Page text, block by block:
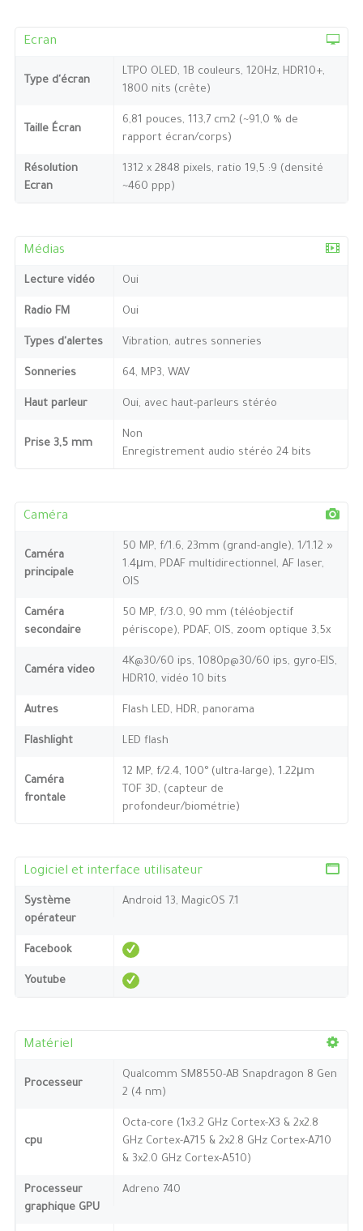
Ecran
Type d'écran
LTPO OLED, 1B couleurs, 120Hz, HDR10+,
1800 nits (crête)
Taille Écran
6,81 pouces, 113,7 cm2 (~91,0 % de
rapport écran/corps)
Résolution
Ecran
1312 x 2848 pixels, ratio 19,5 :9 (densité
~460 ppp)
Médias
Lecture vidéo Oui
Radio FM Oui
Types d'alertes Vibration, autres sonneries
Sonneries 64, MP3, WAV
Haut parleur Oui, avec haut-parleurs stéréo
Prise 3,5 mm
Non
Enregistrement audio stéréo 24 bits
Caméra
Caméra
principale
50 MP, f/1.6, 23mm (grand-angle), 1/1.12 »
1.4μm, PDAF multidirectionnel, AF laser,
OIS
Caméra
secondaire
50 MP, f/3.0, 90 mm (téléobjectif
périscope), PDAF, OIS, zoom optique 3,5x
Caméra video
4K@30/60 ips, 1080p@30/60 ips, gyro-EIS,
HDR10, vidéo 10 bits
Autres Flash LED, HDR, panorama
Flashlight LED flash
Caméra
frontale
12 MP, f/2.4, 100° (ultra-large), 1.22μm
TOF 3D, (capteur de
profondeur/biométrie)
Logiciel et interface utilisateur
Système
opérateur
Android 13, MagicOS 7.1
Facebook
Youtube
Matériel
Processeur
Qualcomm SM8550-AB Snapdragon 8 Gen
2 (4 nm)
cpu
Octa-core (1x3.2 GHz Cortex-X3 & 2x2.8
GHz Cortex-A715 & 2x2.8 GHz Cortex-A710
& 3x2.0 GHz Cortex-A510)
Processeur
graphique GPU
Adreno 740